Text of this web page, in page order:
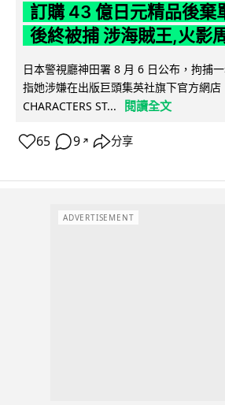
訂購 43 億日元精品後棄
後終被捕 涉海賊王,火影
日本警視廳神田署 8 月 6 日公布，拘捕
指她涉嫌在出版巨頭集英社旗下官方網店
CHARACTERS ST...
閱讀全文
65 9 ↗ 分享
ADVERTISEMENT